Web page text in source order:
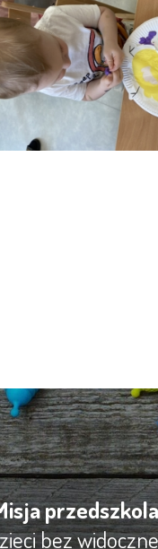
bez